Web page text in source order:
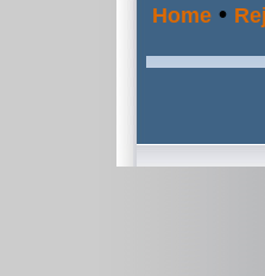
Home •